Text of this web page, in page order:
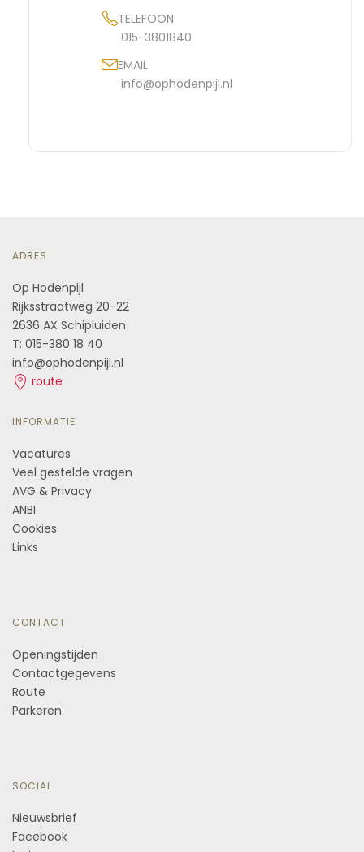
TELEFOON
015-3801840
EMAIL
info@ophodenpijl.nl
ADRES
Op Hodenpijl
Rijksstraatweg 20-22
2636 AX Schipluiden
T: 015-380 18 40
info@ophodenpijl.nl
route
INFORMATIE
Vacatures
Veel gestelde vragen
AVG & Privacy
ANBI
Cookies
Links
CONTACT
Openingstijden
Contactgegevens
Route
Parkeren
SOCIAL
Nieuwsbrief
Facebook